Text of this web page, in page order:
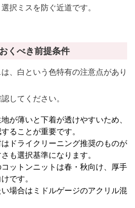
択ミスを防ぐ近道です。
くべき前提条件
、白という色特有の注意点があり
してください。
地が薄いと下着が透けやすいため、
ることが重要です。
ドライクリーニング推奨のものが
も選択基準になります。
コットンニットは春・秋向け、厚手
です。
場合はミドルゲージのアクリル混